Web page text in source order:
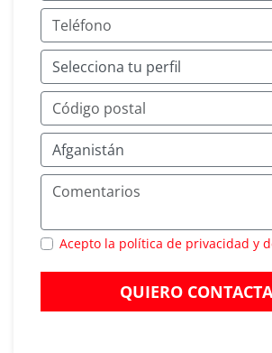
Acepto la política de privacidad y
QUIERO